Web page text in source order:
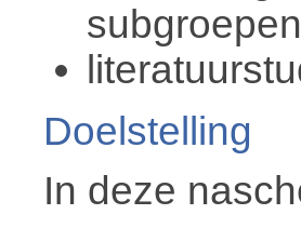
Doelstelling
In deze